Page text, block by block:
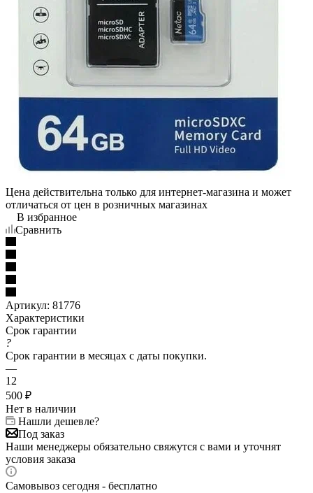
Цена действительна только для интернет-магазина и может
отличаться от цен в розничных магазинах
В избранное
Сравнить
Артикул: 81776
Характеристики
Срок гарантии
?
Срок гарантии в месяцах с даты покупки.
—
12
500 ₽
Нет в наличии
Нашли дешевле?
Под заказ
Наши менеджеры обязательно свяжутся с вами и уточнят
условия заказа
Самовывоз сегодня - бесплатно